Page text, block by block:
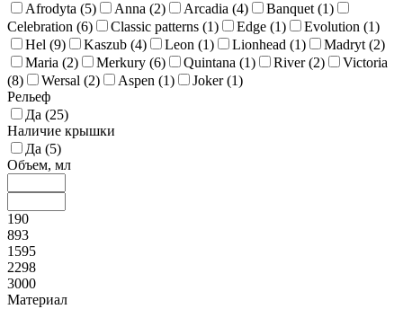
Afrodyta (5) Anna (2) Arcadia (4) Banquet (1)
Celebration (6) Classic patterns (1) Edge (1) Evolution (1)
Hel (9) Kaszub (4) Leon (1) Lionhead (1) Madryt (2)
Maria (2) Merkury (6) Quintana (1) River (2)
Victoria
(8) Wersal (2) Aspen (1) Joker (1)
Рельеф
Да (25)
Наличие крышки
Да (5)
Объем, мл
190
893
1595
2298
3000
Материал